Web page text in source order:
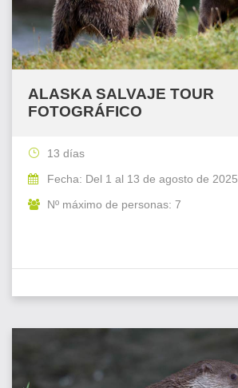
ALASKA SALVAJE TOUR
FOTOGRÁFICO
13 días
Fecha: Del 1 al 13 de agosto de 2025
Nº máximo de personas: 7